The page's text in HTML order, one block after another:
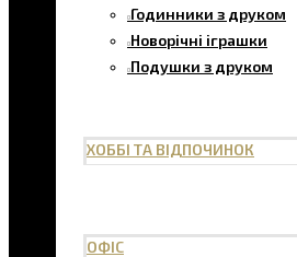
Годинники з друком
Новорічні іграшки
Подушки з друком
ХОББІ ТА ВІДПОЧИНОК
ОФІС